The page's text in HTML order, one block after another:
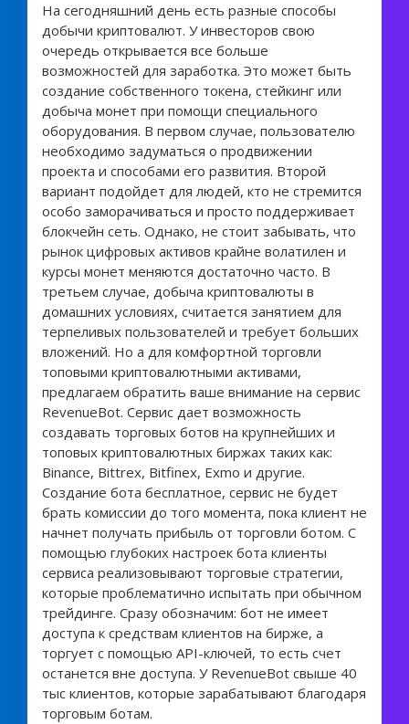
На сегодняшний день есть разные способы
добычи криптовалют. У инвесторов свою
очередь открывается все больше
возможностей для заработка. Это может быть
создание собственного токена, стейкинг или
добыча монет при помощи специального
оборудования. В первом случае, пользователю
необходимо задуматься о продвижении
проекта и способами его развития. Второй
вариант подойдет для людей, кто не стремится
особо заморачиваться и просто поддерживает
блокчейн сеть. Однако, не стоит забывать, что
рынок цифровых активов крайне волатилен и
курсы монет меняются достаточно часто. В
третьем случае, добыча криптовалюты в
домашних условиях, считается занятием для
терпеливых пользователей и требует больших
вложений. Но а для комфортной торговли
топовыми криптовалютными активами,
предлагаем обратить ваше внимание на сервис
RevenueBot. Сервис дает возможность
создавать торговых ботов на крупнейших и
топовых криптовалютных биржах таких как:
Binance, Bittrex, Bitfinex, Exmo и другие.
Создание бота бесплатное, сервис не будет
брать комиссии до того момента, пока клиент не
начнет получать прибыль от торговли ботом. С
помощью глубоких настроек бота клиенты
сервиса реализовывают торговые стратегии,
которые проблематично испытать при обычном
трейдинге. Сразу обозначим: бот не имеет
доступа к средствам клиентов на бирже, а
торгует с помощью API-ключей, то есть счет
останется вне доступа. У RevenueBot свыше 40
тыс клиентов, которые зарабатывают благодаря
торговым ботам.